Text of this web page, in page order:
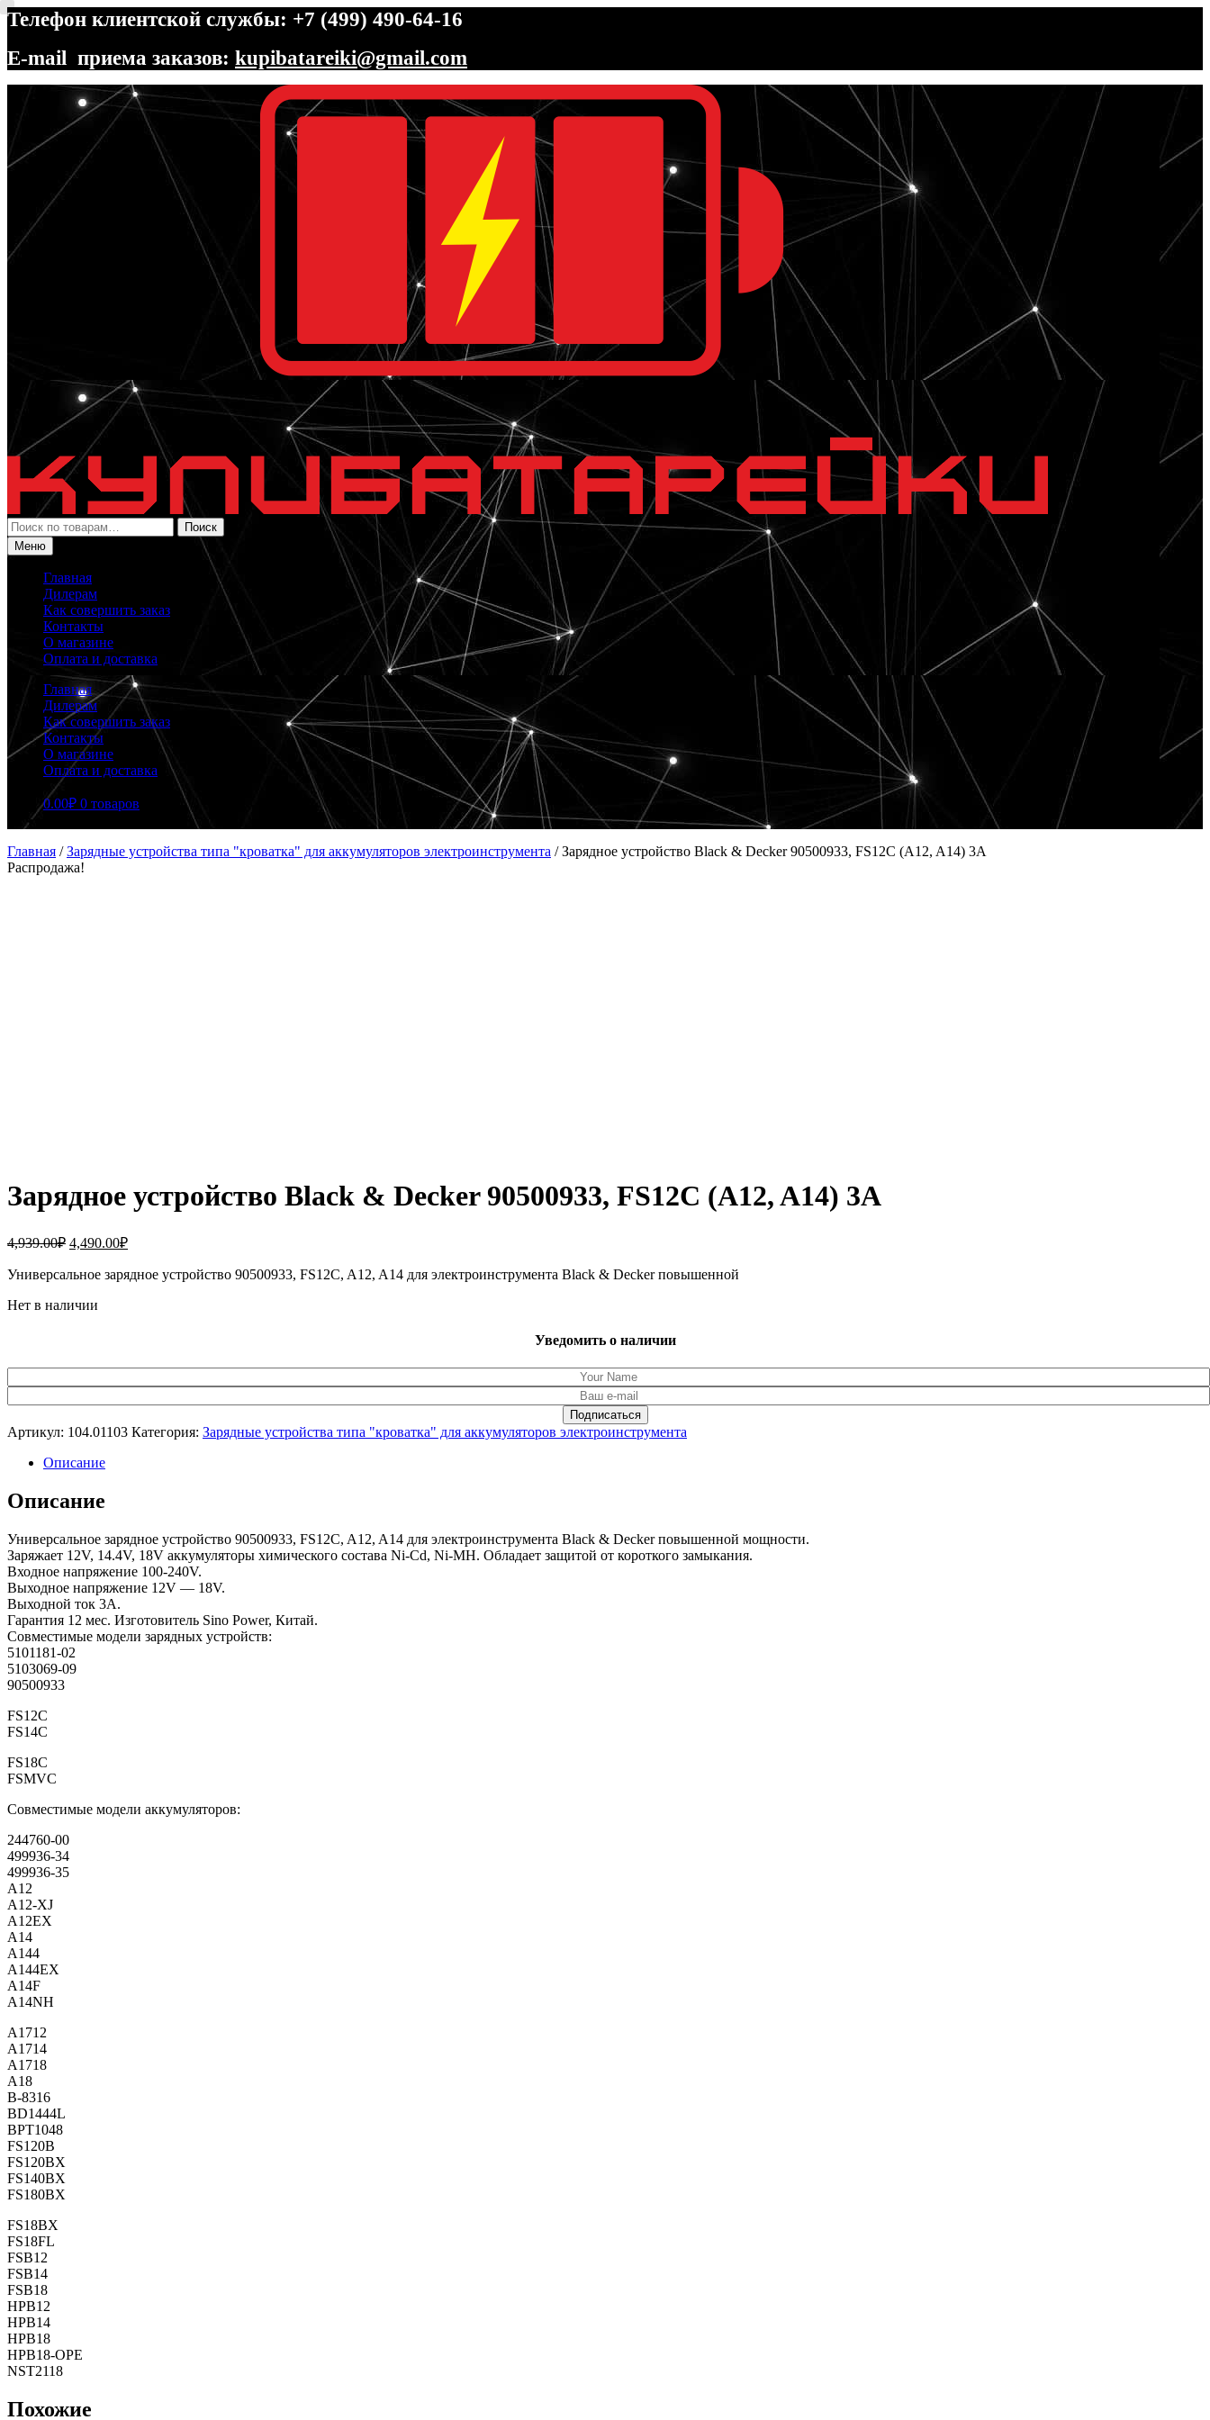
Телефон клиентской службы: +7 (499) 490-64-16
E-mail приема заказов: kupibatareiki@gmail.com
Перейти
навигации
Перейти
содержимому
Искать:
Поиск
Меню
Главная
Дилерам
Как совершить заказ
Контакты
О магазине
Оплата и доставка
Главная
Дилерам
Как совершить заказ
Контакты
О магазине
Оплата и доставка
0.00₽ 0 товаров
Главная /Зарядные устройства типа "кроватка" для аккумуляторов электроинструмента /Зарядное устройство Black & Decker 90500933, FS12C (A12, A14) 3A
Распродажа!
Зарядное устройство Black & Decker 90500933, FS12C (A12, A14) 3A
4,939.00₽ Первоначальная
составляла
4,490.00₽Текущая
4,490.00₽.
Универсальное зарядное устройство 90500933, FS12C, A12, A14 для электроинструмента Black & Decker повышенной
Нет в наличии
Уведомить о наличии
Артикул: 104.01103 Категория: Зарядные устройства типа "кроватка" для аккумуляторов электроинструмента
Описание
Описание
Универсальное зарядное устройство 90500933, FS12C, A12, A14 для электроинструмента Black & Decker повышенной мощности.
Заряжает 12V, 14.4V, 18V аккумуляторы химического состава Ni-Cd, Ni-MH. Обладает защитой от короткого замыкания.
Входное напряжение 100-240V.
Выходное напряжение 12V — 18V.
Выходной ток 3А.
Гарантия 12 мес. Изготовитель Sino Power, Китай.
Совместимые модели зарядных устройств:
5101181-02
5103069-09
90500933
FS12C
FS14C
FS18C
FSMVC
Совместимые модели аккумуляторов:
244760-00
499936-34
499936-35
A12
A12-XJ
A12EX
A14
A144
A144EX
A14F
A14NH
A1712
A1714
A1718
A18
B-8316
BD1444L
BPT1048
FS120B
FS120BX
FS140BX
FS180BX
FS18BX
FS18FL
FSB12
FSB14
FSB18
HPB12
HPB14
HPB18
HPB18-OPE
NST2118
Похожие